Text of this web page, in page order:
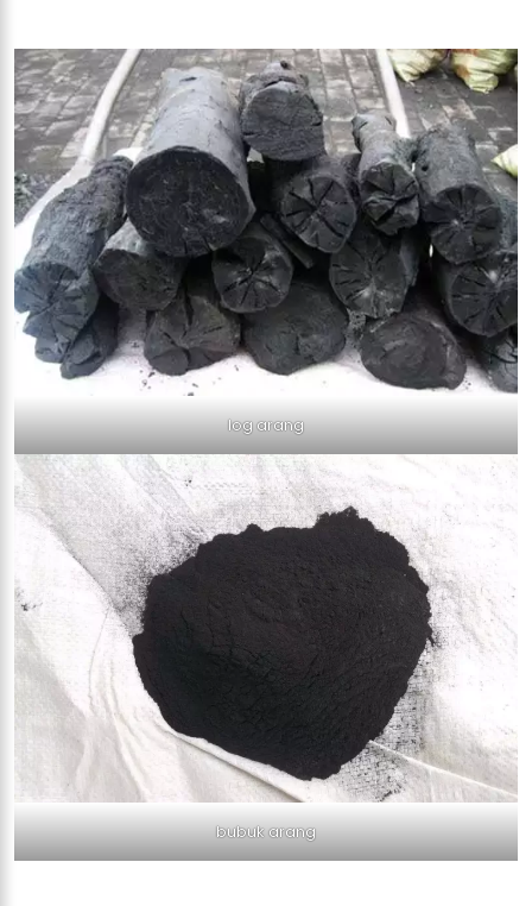
log arang
bubuk arang